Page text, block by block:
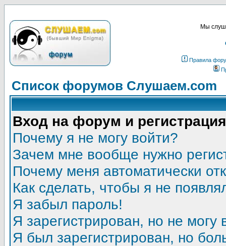
Мы
Правила
Список форумов Слушаем.com
Вход на форум и регистрация
Почему я не могу войти?
Зачем мне вообще нужно
Почему меня автоматически
Как сделать, чтобы я не
Я забыл пароль!
Я зарегистрирован, но не могу
Я был зарегистрирован, но